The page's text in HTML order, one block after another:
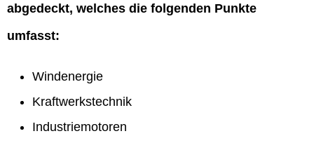
abgedeckt, welches die folgenden Punkte
umfasst:
Windenergie
Kraftwerkstechnik
Industriemotoren